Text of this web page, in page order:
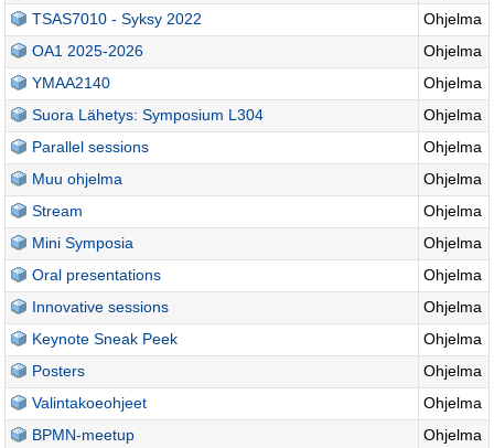
TSAS7010 - Syksy 2022
Ohjelma
OA1 2025-2026
Ohjelma
YMAA2140
Ohjelma
Suora Lähetys: Symposium L304
Ohjelma
Parallel sessions
Ohjelma
Muu ohjelma
Ohjelma
Stream
Ohjelma
Mini Symposia
Ohjelma
Oral presentations
Ohjelma
Innovative sessions
Ohjelma
Keynote Sneak Peek
Ohjelma
Posters
Ohjelma
Valintakoeohjeet
Ohjelma
BPMN-meetup
Ohjelma